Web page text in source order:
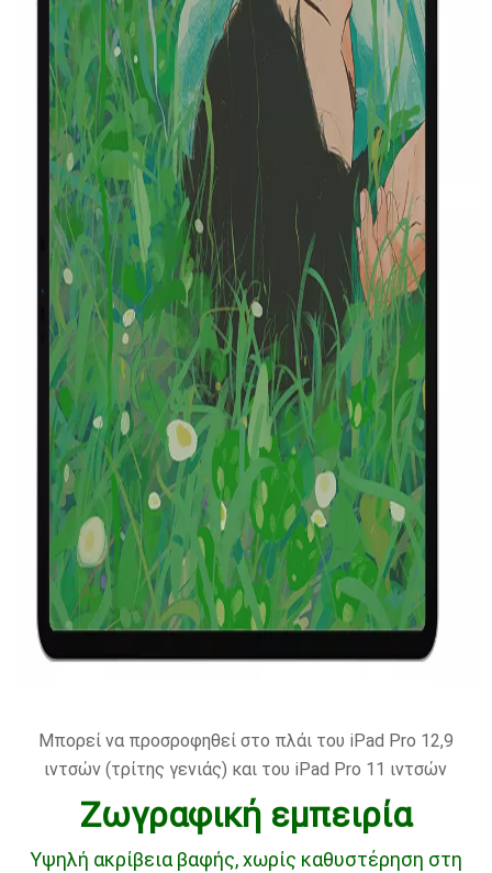
Μπορεί να προσροφηθεί στο πλάι του iPad Pro 12,9
ιντσών (τρίτης γενιάς) και του iPad Pro 11 ιντσών
Ζωγραφική εμπειρία
Υψηλή ακρίβεια βαφής, χωρίς καθυστέρηση στη